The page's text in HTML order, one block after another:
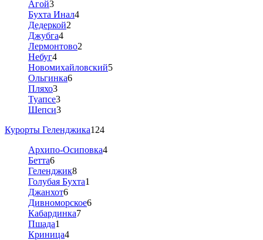
Агой3
Бухта Инал4
Дедеркой2
Джубга4
Лермонтово2
Небуг4
Новомихайловский5
Ольгинка6
Пляхо3
Туапсе3
Шепси3
Курорты Геленджика124
Архипо-Осиповка4
Бетта6
Геленджик8
Голубая Бухта1
Джанхот6
Дивноморское6
Кабардинка7
Пшада1
Криница4